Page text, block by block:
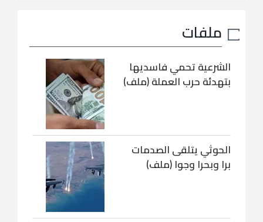
ملفات
الشرعية تحمي فاسديها
بتهدئة حرب العملة (ملف)
الحوثي يتلقى الصدمات
برا وبحرا وجوا (ملف)